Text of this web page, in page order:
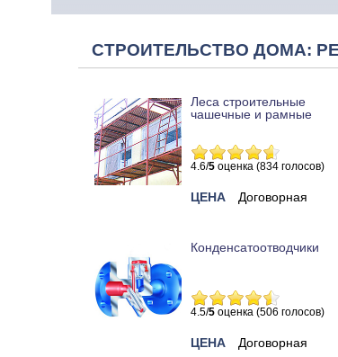
СТРОИТЕЛЬСТВО ДОМА:
Леса строительные
чашечные и рамные
4.6/5 оценка (834 голосов)
ЦЕНА Договорная
Конденсатоотводчики
4.5/5 оценка (506 голосов)
ЦЕНА Договорная